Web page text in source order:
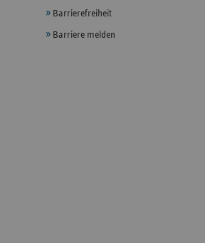
Barrierefreiheit
Barriere melden